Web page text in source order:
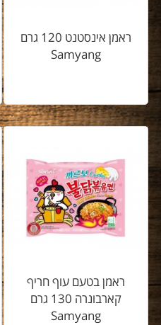
ראמן אינסטנט 120 גרם
Samyang
ראמן בטעם עוף חריף
קארבונרה 130 גרם
Samyang